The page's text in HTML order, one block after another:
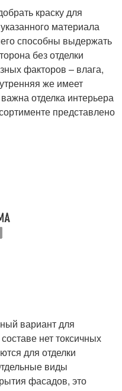
краску для
материала
способны выдержать
без отделки
факторов – влага,
же имеет
отделка интерьера
представлено
вариант для
нет токсичных
для отделки
виды
фасадов, это